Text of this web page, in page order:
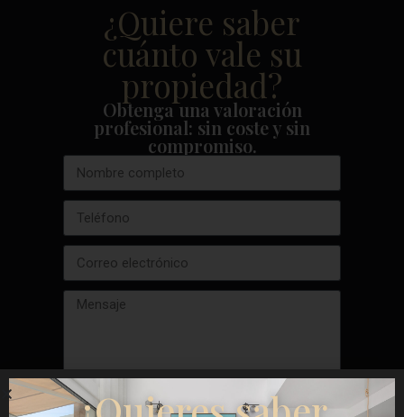
¿Quiere saber
cuánto vale su
propiedad?
Obtenga una valoración
profesional: sin coste y sin
compromiso.